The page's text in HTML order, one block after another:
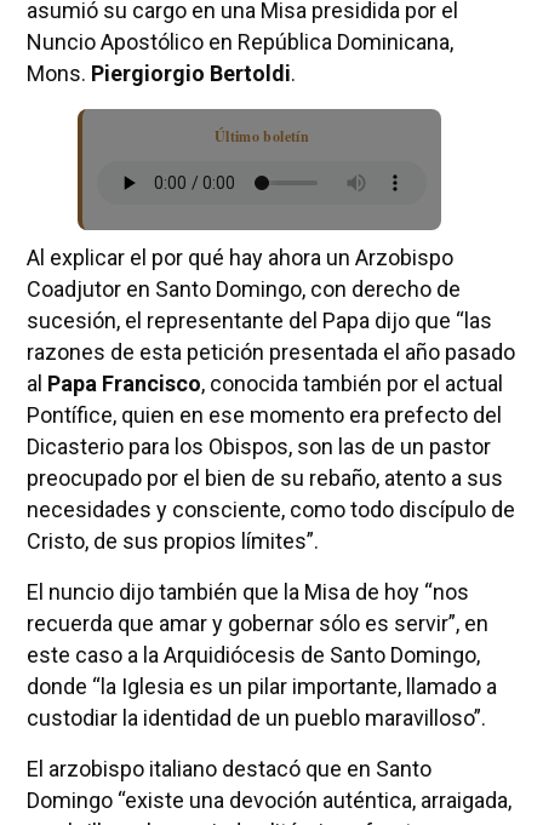
asumió su cargo en una Misa presidida por el
Nuncio Apostólico en República Dominicana,
Mons. Piergiorgio Bertoldi.
Último boletín
Al explicar el por qué hay ahora un Arzobispo
Coadjutor en Santo Domingo, con derecho de
sucesión, el representante del Papa dijo que “las
razones de esta petición presentada el año pasado
al Papa Francisco, conocida también por el actual
Pontífice, quien en ese momento era prefecto del
Dicasterio para los Obispos, son las de un pastor
preocupado por el bien de su rebaño, atento a sus
necesidades y consciente, como todo discípulo de
Cristo, de sus propios límites”.
El nuncio dijo también que la Misa de hoy “nos
recuerda que amar y gobernar sólo es servir”, en
este caso a la Arquidiócesis de Santo Domingo,
donde “la Iglesia es un pilar importante, llamado a
custodiar la identidad de un pueblo maravilloso”.
El arzobispo italiano destacó que en Santo
Domingo “existe una devoción auténtica, arraigada,